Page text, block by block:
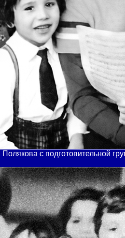
с подготовительной